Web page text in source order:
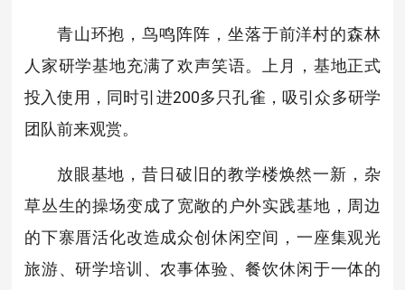
青山环抱，鸟鸣阵阵，坐落于前洋村的森林
人家研学基地充满了欢声笑语。上月，基地正式
投入使用，同时引进200多只孔雀，吸引众多研学
团队前来观赏。
放眼基地，昔日破旧的教学楼焕然一新，杂
草丛生的操场变成了宽敞的户外实践基地，周边
的下寨厝活化改造成众创休闲空间，一座集观光
旅游、研学培训、农事体验、餐饮休闲于一体的